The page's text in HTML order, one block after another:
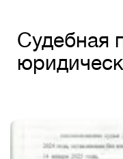
Судебная